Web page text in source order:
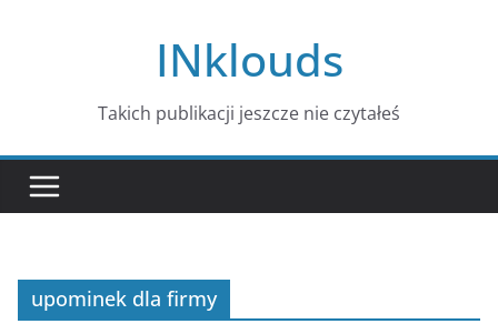
INklouds
Takich publikacji jeszcze nie czytałeś
upominek dla firmy